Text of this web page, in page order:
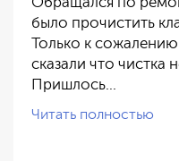
Обращался по
было прочистить
Только к
сказали что чистка
Пришлось…
Читать полностью